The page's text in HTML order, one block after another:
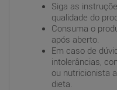
Siga as
qualidade do
Consuma o
após aberto.
Em caso de
intolerâncias,
ou nutricionista
dieta.